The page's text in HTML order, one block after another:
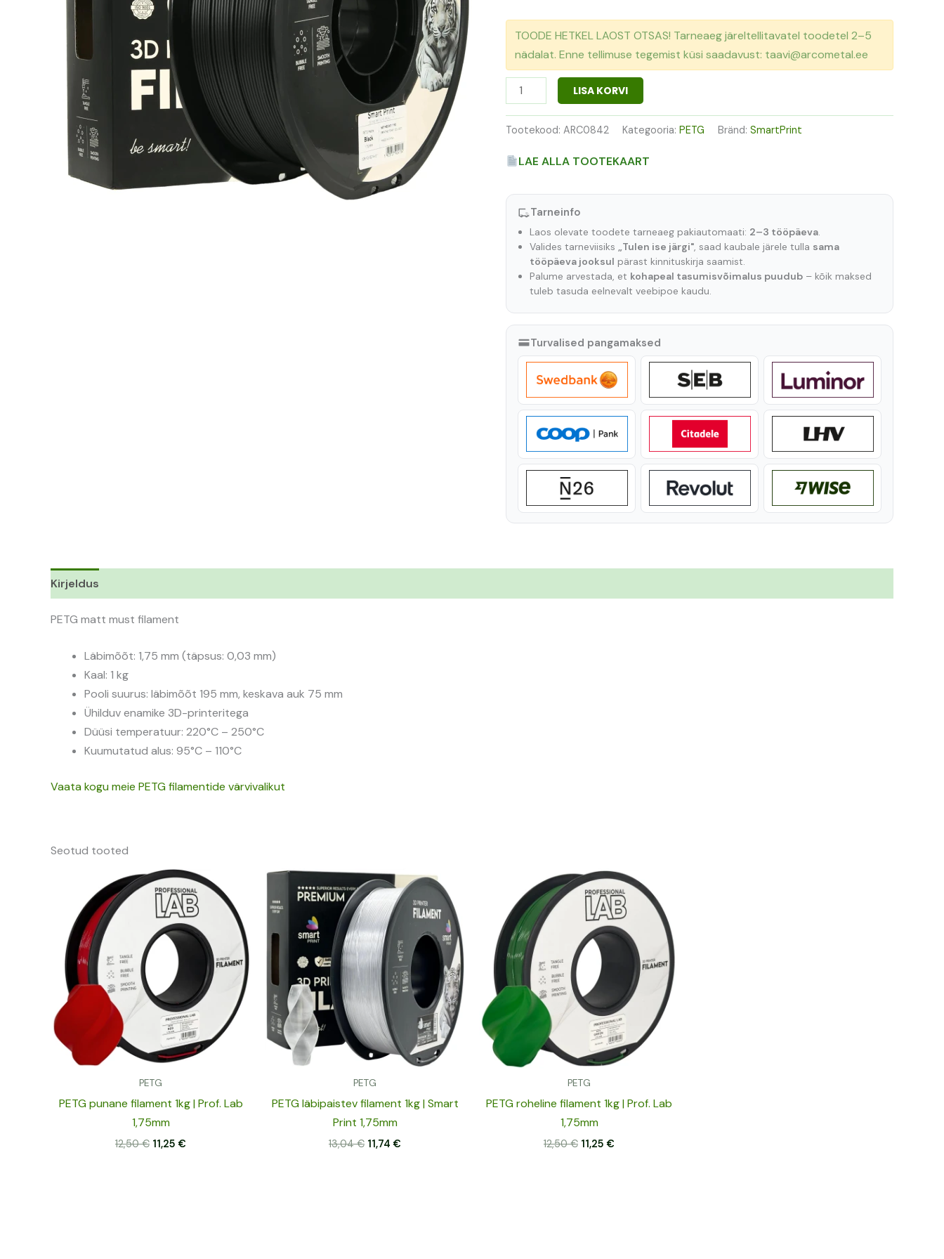
TOODE HETKEL LAOST OTSAS! Tarneaeg järeltellitavatel toodetel 2–5
nädalat. Enne tellimuse tegemist küsi saadavust: taavi@arcometal.ee
LISA KORVI
Tootekood: ARC0842 Kategooria: PETG Bränd: SmartPrint
LAE ALLA TOOTEKAART
Tarneinfo
Laos olevate toodete tarneaeg pakiautomaati: 2–3 tööpäeva.
Valides tarneviisiks „Tulen ise järgi", saad kaubale järele tulla sama
tööpäeva jooksul pärast kinnituskirja saamist.
Palume arvestada, et kohapeal tasumisvõimalus puudub– kõik maksed
tuleb tasuda eelnevalt veebipoe kaudu.
Turvalised pangamaksed
Kirjeldus
PETG matt must filament
Läbimõõt: 1,75 mm (täpsus: 0,03 mm)
Kaal: 1 kg
Pooli suurus: läbimõõt 195 mm, keskava auk 75 mm
Ühilduv enamike 3D-printeritega
Düüsi temperatuur: 220°C – 250°C
Kuumutatud alus: 95°C – 110°C
Vaata kogu meie PETG filamentide värvivalikut
Seotud tooted
PETG
PETG punane filament 1kg | Prof. Lab
1,75mm
12,50€
Algne
hind
oli:
12,50 €.
11,25€
Praegune
hind
on:
11,25 €.
PETG
PETG läbipaistev filament 1kg | Smart
Print 1,75mm
13,04€
Algne
hind
oli:
13,04 €.
11,74€
Praegune
hind
on:
11,74 €.
PETG
PETG roheline filament 1kg | Prof. Lab
1,75mm
12,50€
Algne
hind
oli:
12,50 €.
11,25€
Praegune
hind
on:
11,25 €.